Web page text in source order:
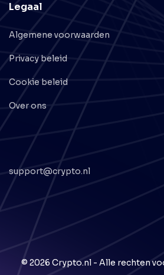
support@crypto.nl
Legaal
Algemene voorwaarden
Privacy beleid
Cookie beleid
Over ons
© 2026 Crypto.nl - Alle rechten